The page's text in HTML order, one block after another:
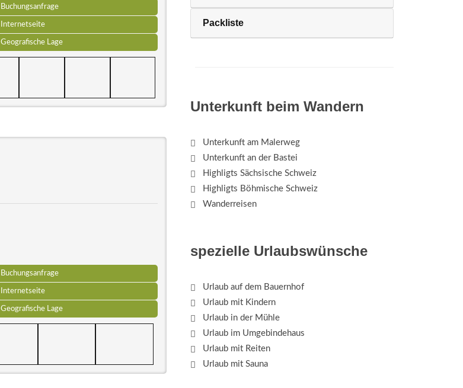
Buchungsanfrage
Internetseite
Geografische Lage
Buchungsanfrage
Internetseite
Geografische Lage
Packliste
Unterkunft beim Wandern
Unterkunft am Malerweg
Unterkunft an der Bastei
Highligts Sächsische Schweiz
Highligts Böhmische Schweiz
Wanderreisen
spezielle Urlaubswünsche
Urlaub auf dem Bauernhof
Urlaub mit Kindern
Urlaub in der Mühle
Urlaub im Umgebindehaus
Urlaub mit Reiten
Urlaub mit Sauna